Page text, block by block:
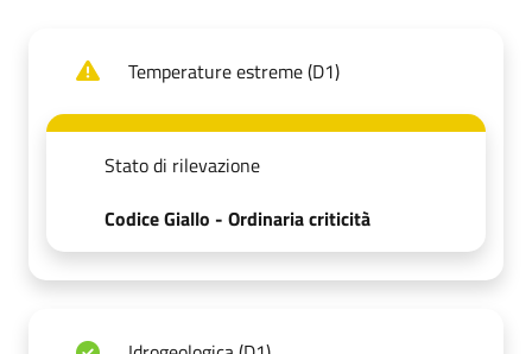
Temperature estreme (D1)
Stato di rilevazione
Codice Giallo - Ordinaria criticità